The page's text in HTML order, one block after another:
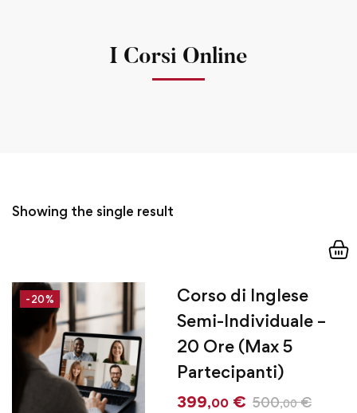
I Corsi Online
Showing the single result
-20%
Corso di Inglese
Semi-Individuale –
20 Ore (Max 5
Partecipanti)
399,00 € 500,00 €